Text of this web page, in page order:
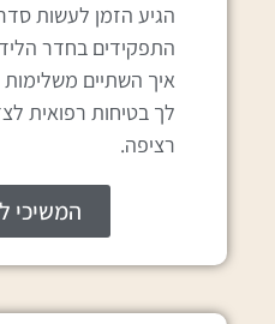
הגיע הזמן לעשות
התפקידים בחדר
איך השתיים משלימות
לך בטיחות רפואית
רציפה.
המשיכי